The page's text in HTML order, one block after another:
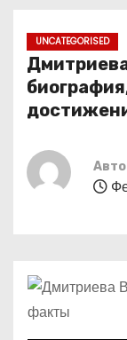
UNCATEGORISED